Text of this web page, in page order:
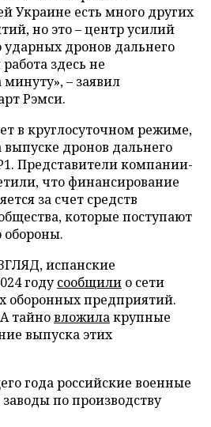
Украине есть много других
но это – центр усилий
дронов дальнего
здесь не
– заявил
Рэмси.
в круглосуточном режиме,
дронов дальнего
Представители компании-
что финансирование
за счет средств
которые поступают
обороны.
испанские
годусообщили о сети
оборонных предприятий.
тайновложилакрупные
выпуска этих
года российские военные
по производству